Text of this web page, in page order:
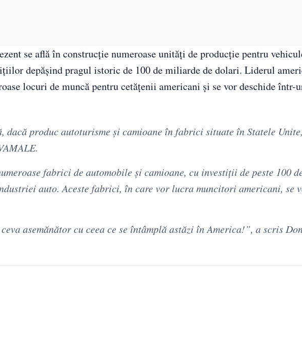
se află în construcție numeroase unități de producție pentru
depășind pragul istoric de 100 de miliarde de dolari. Liderul
locuri de muncă pentru cetățenii americani și se vor deschide într-
dacă produc autoturisme şi camioane în fabrici situate în Statele
fabrici de automobile şi camioane, cu investiţii de peste 100
auto. Aceste fabrici, în care vor lucra muncitori americani, se
asemănător cu ceea ce se întâmplă astăzi în America!”, a scris